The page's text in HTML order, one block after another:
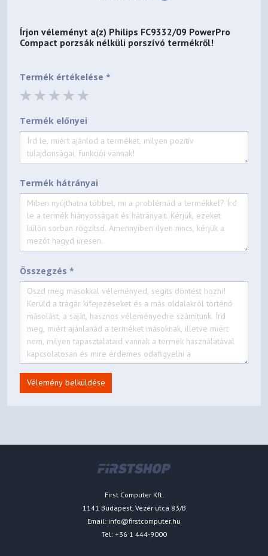
Írjon véleményt a(z) Philips FC9332/09 PowerPro
Compact porzsák nélküli porszívó termékről!
Termék értékelése *
Termék előnyei
Termék hátrányai
Összegzés *
Vélemény belküldése
First Computer Kft.
1141 Budapest, Vezér utca 83/B
Email: info@firstcomputer.hu
Tel: +36 1 444-9000